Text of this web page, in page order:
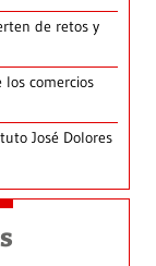
de retos y
los comercios
José Dolores